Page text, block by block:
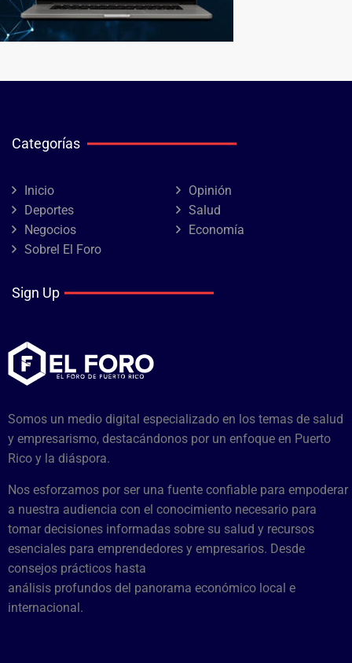
Categorías
Inicio
Opinión
Deportes
Salud
Negocios
Economía
Sobrel El Foro
Sign Up
Somos un medio digital especializado en los temas de salud
y empresarismo, destacándonos por un enfoque en Puerto
Rico y la diáspora.
Nos esforzamos por ser una fuente confiable para empoderar
a nuestra audiencia con el conocimiento necesario para
tomar decisiones informadas sobre su salud y recursos
esenciales para emprendedores y empresarios. Desde
consejos prácticos hasta
análisis profundos del panorama económico local e
internacional.